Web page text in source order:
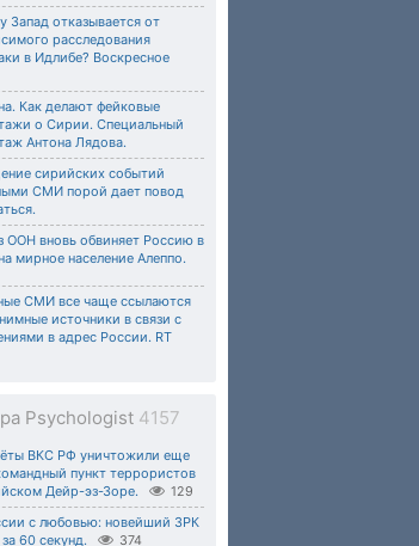
Запад отказывается от
расследования
в Идлибе? Воскресное
Как делают фейковые
о Сирии. Специальный
Антона Лядова.
сирийских событий
СМИ порой дает повод
ООН вновь обвиняет Россию в
мирное население Алеппо.
СМИ все чаще ссылаются
источники в связи с
в адрес России. RT
Psychologist 4157
ВКС РФ уничтожили еще
пункт террористов
Дейр-эз-Зоре.
129
с любовью: новейший ЗРК
60 секунд.
374